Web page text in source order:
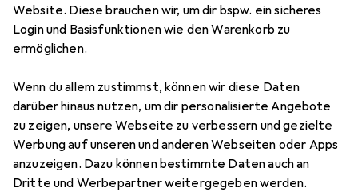
Website. Diese brauchen wir, um dir bspw. ein sicheres
Login und Basisfunktionen wie den Warenkorb zu
ermöglichen.
Wenn du allem zustimmst, können wir diese Daten
darüber hinaus nutzen, um dir personalisierte Angebote
zu zeigen, unsere Webseite zu verbessern und gezielte
Werbung auf unseren und anderen Webseiten oder Apps
anzuzeigen. Dazu können bestimmte Daten auch an
Dritte und Werbepartner weitergegeben werden.
IdenaStockschirm schwarz Ø100cm
Soft-Touch-Designgriff
Preis in EUR inkl. MwSt.
EUR
15,28
Bewertungen Marke
Mehr von Idena